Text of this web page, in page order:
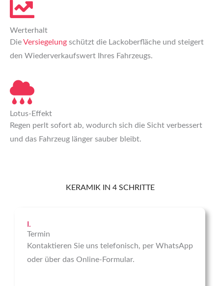
Werterhalt
Die Versiegelung schützt die Lackoberfläche und steigert
den Wiederverkaufswert Ihres Fahrzeugs.
Lotus-Effekt
Regen perlt sofort ab, wodurch sich die Sicht verbessert
und das Fahrzeug länger sauber bleibt.
KERAMIK IN 4 SCHRITTE
I.
Termin
Kontaktieren Sie uns telefonisch, per WhatsApp
oder über das Online-Formular.